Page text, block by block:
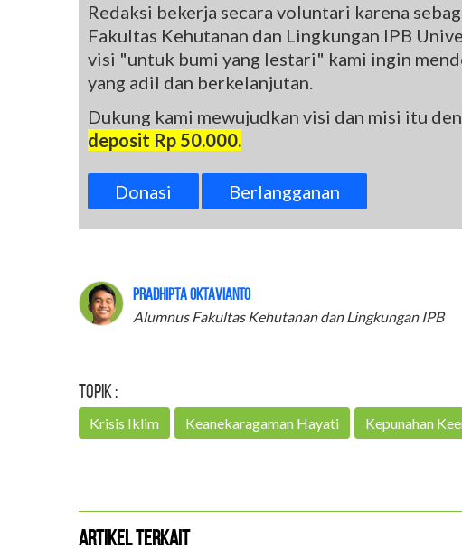
Redaksi bekerja secara voluntari karena
Fakultas Kehutanan dan Lingkungan IPB
visi "untuk bumi yang lestari" kami ingin
yang adil dan berkelanjutan.
Dukung kami mewujudkan visi dan misi itu
deposit Rp 50.000.
Donasi Berlangganan
Pradhipta Oktavianto
Alumnus Fakultas Kehutanan dan Lingkungan IPB
Topik :
Krisis Iklim Keanekaragaman Hayati Kepunahan
Artikel Terkait